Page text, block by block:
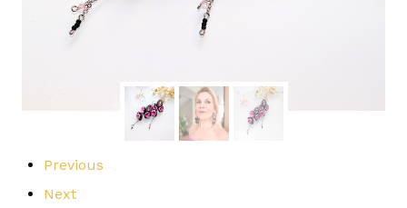
Previous
Next